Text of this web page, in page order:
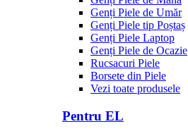
Genți Piele de Umăr
Genți Piele tip Poștaș
Genți Piele Laptop
Genți Piele de Ocazie
Rucsacuri Piele
Borsete din Piele
Vezi toate produsele
Pentru EL